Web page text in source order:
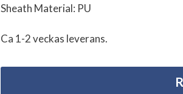
Sheath Material: PU
Ca 1-2 veckas leverans.